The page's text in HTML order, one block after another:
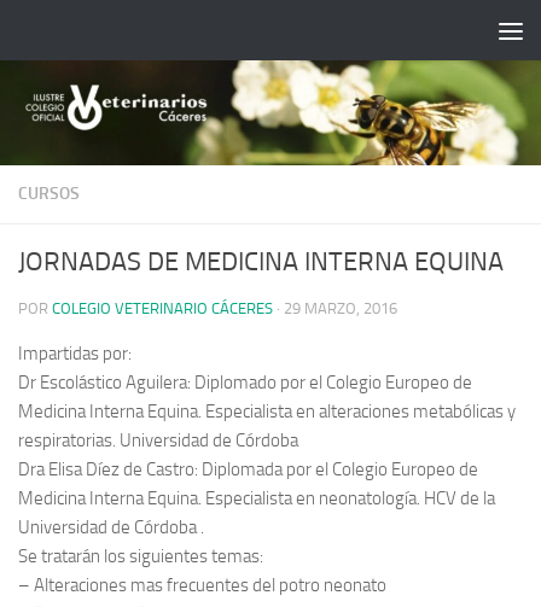
CURSOS
JORNADAS DE MEDICINA INTERNA EQUINA
POR COLEGIO VETERINARIO CÁCERES · 29 MARZO, 2016
Impartidas por:
Dr Escolástico Aguilera: Diplomado por el Colegio Europeo de
Medicina Interna Equina. Especialista en alteraciones metabólicas y
respiratorias. Universidad de Córdoba
Dra Elisa Díez de Castro: Diplomada por el Colegio Europeo de
Medicina Interna Equina. Especialista en neonatología. HCV de la
Universidad de Córdoba .
Se tratarán los siguientes temas:
– Alteraciones mas frecuentes del potro neonato